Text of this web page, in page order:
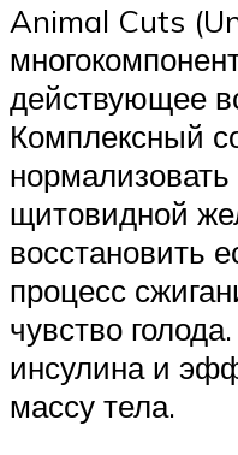
Animal Cuts
действующее
Комплексный
щитовидной
восстановить
процесс
чувство
инсулина и
массу тела.